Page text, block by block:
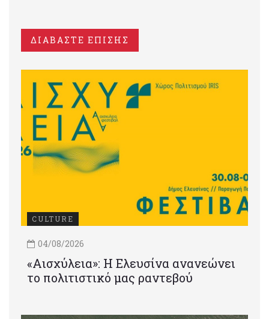
ΔΙΑΒΑΣΤΕ ΕΠΙΣΗΣ
CULTURE
04/08/2026
«Αισχύλεια»: Η Ελευσίνα ανανεώνει
το πολιτιστικό μας ραντεβού